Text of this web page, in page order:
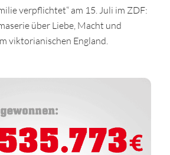
verpflichtet“ am 15. Juli im ZDF:
über Liebe, Macht und
viktorianischen England.